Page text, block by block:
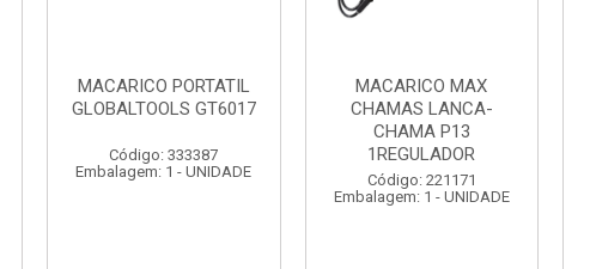
MACARICO PORTATIL
GLOBALTOOLS GT6017
Código: 333387
Embalagem: 1 - UNIDADE
MACARICO MAX
CHAMAS LANCA-
CHAMA P13
1REGULADOR
Código: 221171
Embalagem: 1 - UNIDADE